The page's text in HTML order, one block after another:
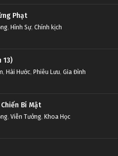
Phạt
, Hình Sự, Chính kịch
13)
, Hài Hước, Phiêu Lưu, Gia Đình
Bí Mật
, Viễn Tưởng, Khoa Học